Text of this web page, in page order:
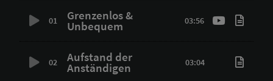
01 Grenzenlos &
Unbequem 03:56
02 Aufstand der
Anständigen 03:04